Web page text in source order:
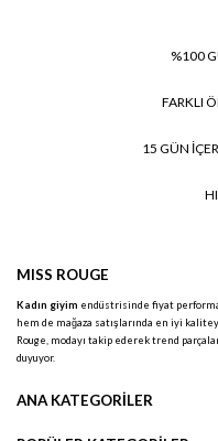
%100
FARKLI
15 GÜN
MISS ROUGE
Kadın giyim endüstrisinde fiyat
hem de mağaza satışlarında en iyi
Rouge, modayı takip ederek trend
duyuyor.
ANA KATEGORİLER